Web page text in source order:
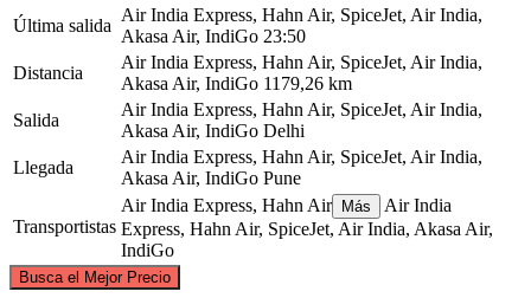
Última salida
Air India Express, Hahn Air, SpiceJet, Air India,
Akasa Air, IndiGo 23:50
Distancia
Air India Express, Hahn Air, SpiceJet, Air India,
Akasa Air, IndiGo 1179,26 km
Salida
Air India Express, Hahn Air, SpiceJet, Air India,
Akasa Air, IndiGo Delhi
Llegada
Air India Express, Hahn Air, SpiceJet, Air India,
Akasa Air, IndiGo Pune
Transportistas
Air India Express, Hahn Air Más
Air India
Express, Hahn Air, SpiceJet, Air India, Akasa Air,
IndiGo
Busca el Mejor Precio